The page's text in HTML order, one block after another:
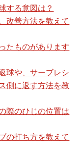
する意図は？
改善方法を教えて
たものがあります
球や、サーブレシ
側に返す方法を教
際のひじの位置は
の打ち方を教えて